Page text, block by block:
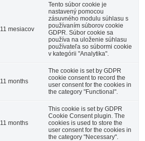
11 mesiacov
Tento súbor cookie je
nastavený pomocou
zásuvného modulu súhlasu s
používaním súborov cookie
GDPR. Súbor cookie sa
používa na uloženie súhlasu
používateľa so súbormi cookie
v kategórii "Analytika".
11 months
The cookie is set by GDPR
cookie consent to record the
user consent for the cookies in
the category "Functional".
11 months
This cookie is set by GDPR
Cookie Consent plugin. The
cookies is used to store the
user consent for the cookies in
the category "Necessary".